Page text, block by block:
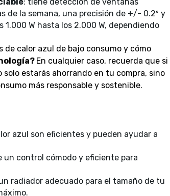
de la semana, una precisión de +/- 0.2º y
W hasta los 2.000 W, dependiendo
de calor azul de bajo consumo y cómo
En cualquier caso, recuerda que si
estarás ahorrando en tu compra, sino
más responsable y sostenible.
azul son eficientes y pueden ayudar a
un control cómodo y eficiente para
radiador adecuado para el tamaño de tu